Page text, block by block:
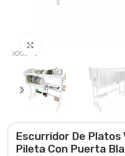
Escurridor De Platos
Pileta Con Puerta